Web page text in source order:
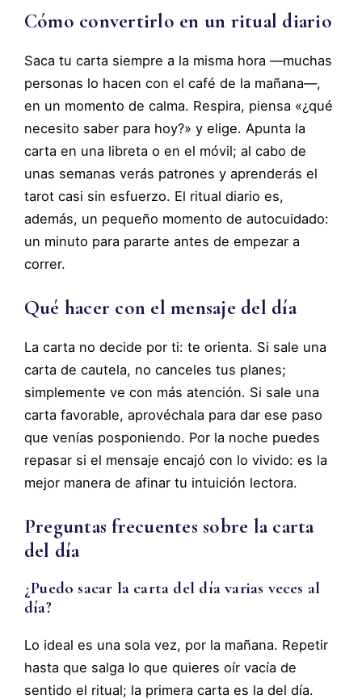
Cómo convertirlo en un ritual diario
Saca tu carta siempre a la misma hora —muchas
personas lo hacen con el café de la mañana—,
en un momento de calma. Respira, piensa «¿qué
necesito saber para hoy?» y elige. Apunta la
carta en una libreta o en el móvil; al cabo de
unas semanas verás patrones y aprenderás el
tarot casi sin esfuerzo. El ritual diario es,
además, un pequeño momento de autocuidado:
un minuto para pararte antes de empezar a
correr.
Qué hacer con el mensaje del día
La carta no decide por ti: te orienta. Si sale una
carta de cautela, no canceles tus planes;
simplemente ve con más atención. Si sale una
carta favorable, aprovéchala para dar ese paso
que venías posponiendo. Por la noche puedes
repasar si el mensaje encajó con lo vivido: es la
mejor manera de afinar tu intuición lectora.
Preguntas frecuentes sobre la carta
del día
¿Puedo sacar la carta del día varias veces al
día?
Lo ideal es una sola vez, por la mañana. Repetir
hasta que salga lo que quieres oír vacía de
sentido el ritual; la primera carta es la del día.